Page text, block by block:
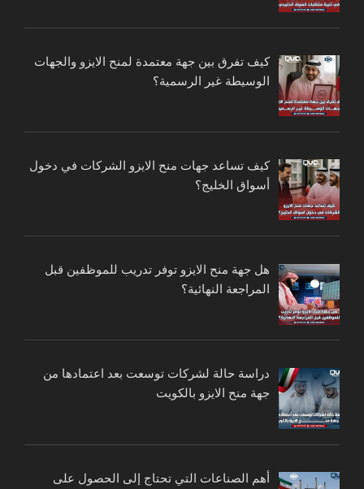
كيف تفرق بين جهة معتمدة لمنح الايزو والجهات
الوسيطة غير الرسمية؟
كيف تساعد جهات منح الايزو الشركات في دخول
أسواق الخليج؟
هل جهة منح الايزو توفر تدريب للموظفين قبل
المراجعة النهائية؟
دراسة حالة لشركات توسعت بعد اعتمادها من
جهة منح الايزو بالكويت
أهم الصناعات التي تحتاج إلى الحصول على